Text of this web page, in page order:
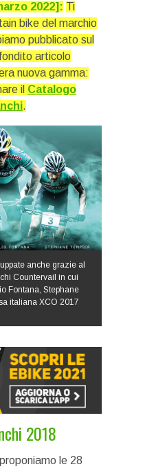
2022]: Ti
bike del marchio
pubblicato sul
articolo
nuova gamma:
il Catalogo
.
anche grazie al
Countervail in cui
Fontana, Stephane
italiana XCO 2017
2018
le 28